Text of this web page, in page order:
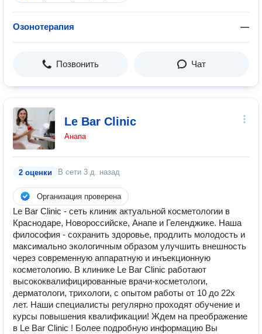
Озонотерапия —
Позвонить Чат
Le Bar Clinic
Анапа
2 оценки В сети 3 д. назад
Организация проверена
Le Bar Clinic - сеть клиник актуальной косметологии в
Краснодаре, Новороссийске, Анапе и Геленджике. Наша
философия - сохранить здоровье, продлить молодость и
максимально экологичным образом улучшить внешность
через современную аппаратную и инъекционную
косметологию. В клинике Le Bar Clinic работают
высококвалифицированные врачи-косметологи,
дерматологи, трихологи, с опытом работы от 10 до 22х
лет. Наши специалисты регулярно проходят обучение и
курсы повышения квалификации! Ждем на преображение
в Le Bar Clinic ! Более подробную информацию Вы